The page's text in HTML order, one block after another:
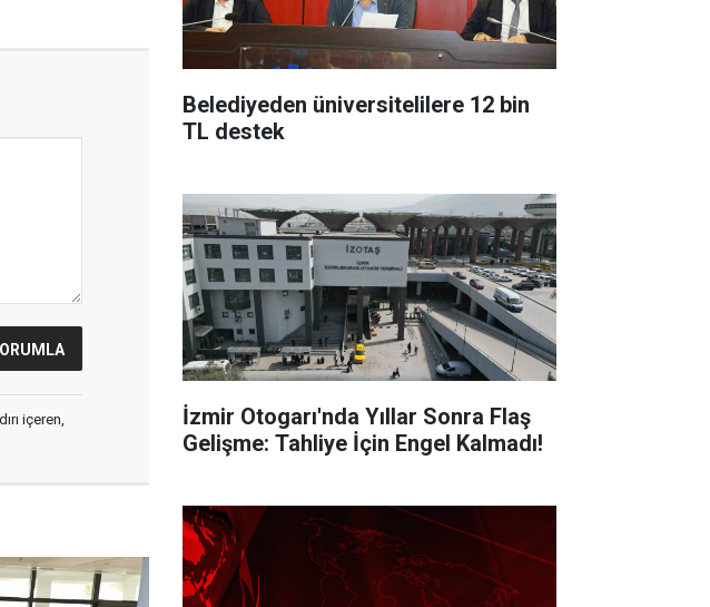
içeren,
Belediyeden üniversitelilere 12 bin
TL destek
İzmir Otogarı'nda Yıllar Sonra Flaş
Gelişme: Tahliye İçin Engel Kalmadı!